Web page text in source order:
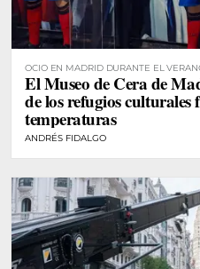
OCIO EN MADRID DURANTE EL
El Museo de Cera de
de los refugios culturales
temperaturas
ANDRÉS FIDALGO